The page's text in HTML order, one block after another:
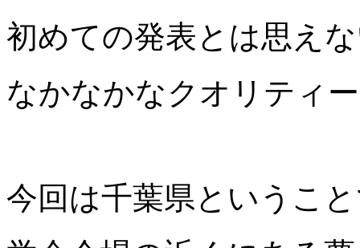
初めての発表とは思え
なかなかなクオリティ
今回は千葉県というこ